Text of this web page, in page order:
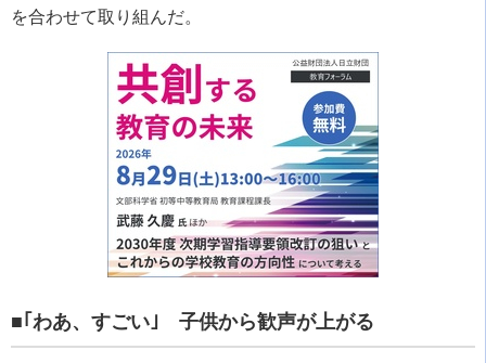
を合わせて取り組んだ。
■｢わあ、すごい｣ 子供から歓声が上がる